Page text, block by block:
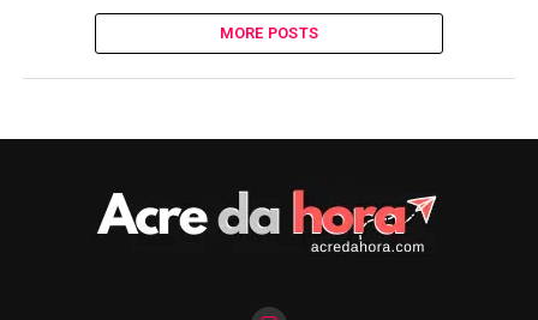
MORE POSTS